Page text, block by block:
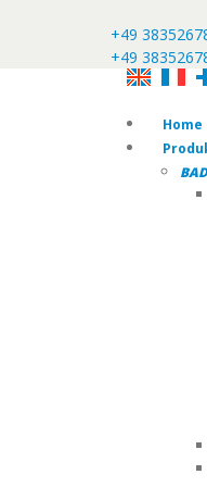
+49
+49
Home